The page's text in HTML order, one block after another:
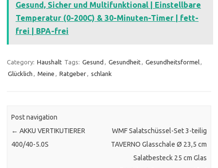
Gesund, Sicher und Multifunktional | Einstellbare
Temperatur (0-200C) & 30-Minuten-Timer | fett-
frei | BPA-frei
Category: Haushalt Tags: Gesund , Gesundheit, Gesundheitsformel,
Glücklich , Meine , Ratgeber, schlank
Post navigation
← AKKU VERTIKUTIERER
400/40-5.0S
WMF Salatschüssel-Set 3-teilig
TAVERNO Glasschale Ø 23,5 cm
Salatbesteck 25 cm Glas